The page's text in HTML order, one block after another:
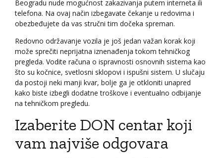
Beogradu nude mogućnost zakazivanja putem interneta ili
telefona. Na ovaj način izbegavate čekanje u redovima i
obezbeđujete da vas stručni tim dočeka spreman.
Redovno održavanje vozila je još jedan važan korak koji
može sprečiti neprijatna iznenađenja tokom tehničkog
pregleda. Vodite računa o ispravnosti osnovnih sistema kao
što su kočnice, svetlosni sklopovi i ispušni sistem. U slučaju
da postoji neki manji kvar, bolje ga je otkloniti unapred
kako biste izbegli dodatne troškove i eventualno odbijanje
na tehničkom pregledu.
Izaberite DON centar koji
vam najviše odgovara